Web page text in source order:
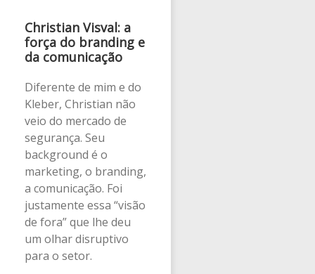
Christian Visval: a
força do branding e
da comunicação
Diferente de mim e do
Kleber, Christian não
veio do mercado de
segurança. Seu
background é o
marketing, o branding,
a comunicação. Foi
justamente essa “visão
de fora” que lhe deu
um olhar disruptivo
para o setor.